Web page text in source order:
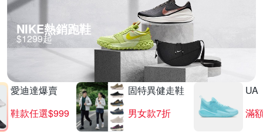
NIKE熱銷跑鞋
$1299起
愛迪達爆賣
鞋款任選$999
固特異健走鞋
男女款7折
UA
滿